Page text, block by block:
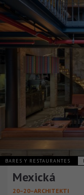
BARES Y RESTAURANTES
Mexická
20–20–ARCHITEKTI